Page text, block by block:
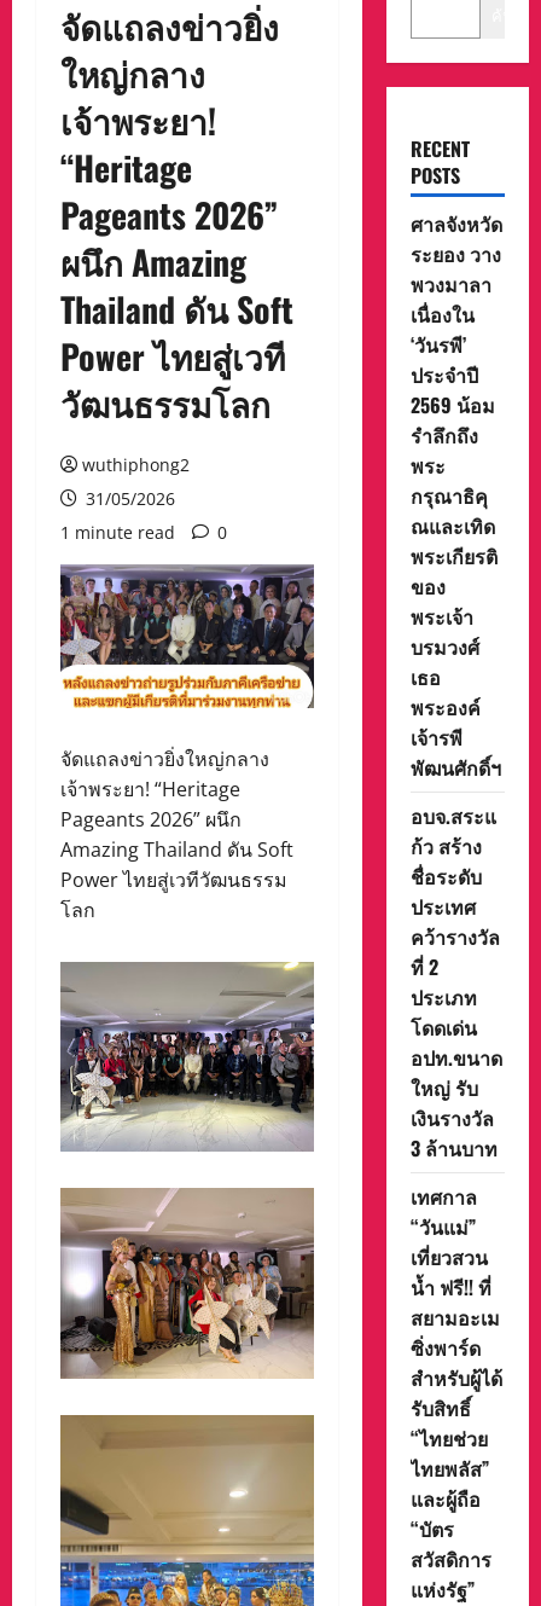
จัดแถลงข่าวยิ่ง
ใหญ่กลาง
เจ้าพระยา!
“Heritage
Pageants 2026”
ผนึก Amazing
Thailand ดัน Soft
Power ไทยสู่เวที
วัฒนธรรมโลก
wuthiphong2
31/05/2026
1 minute read
0
จัดแถลงข่าวยิ่งใหญ่กลาง
เจ้าพระยา! “Heritage
Pageants 2026” ผนึก
Amazing Thailand ดัน Soft
Power ไทยสู่เวทีวัฒนธรรม
โลก
RECENT
POSTS
ศาลจังหวัด
ระยอง วาง
พวงมาลา
เนื่องใน
‘วันรพี’
ประจำปี
2569 น้อม
รำลึกถึง
พระ
กรุณาธิคุ
ณและเทิด
พระเกียรติ
ของ
พระเจ้า
บรมวงศ์
เธอ
พระองค์
เจ้ารพี
พัฒนศักดิ์ฯ
อบจ.สระแ
ก้ว สร้าง
ชื่อระดับ
ประเทศ
คว้ารางวัล
ที่ 2
ประเภท
โดดเด่น
อปท.ขนาด
ใหญ่ รับ
เงินรางวัล
3 ล้านบาท
เทศกาล
“วันแม่”
เที่ยวสวน
น้ำ ฟรี!! ที่
สยามอะเม
ซิ่งพาร์ด
สำหรับผู้ได้
รับสิทธิ์
“ไทยช่วย
ไทยพลัส”
และผู้ถือ
“บัตร
สวัสดิการ
แห่งรัฐ”